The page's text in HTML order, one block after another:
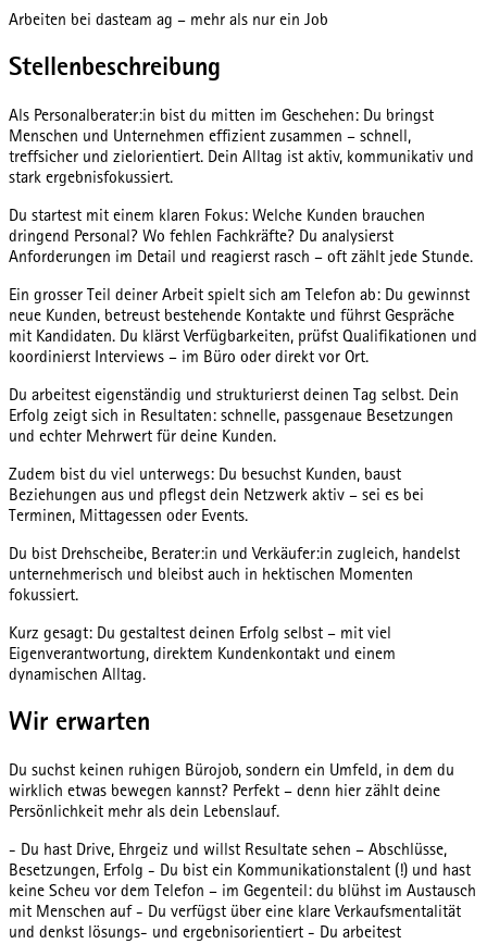
Arbeiten bei dasteam ag – mehr als nur ein Job
Stellenbeschreibung
Als Personalberater:in bist du mitten im Geschehen: Du bringst
Menschen und Unternehmen effizient zusammen – schnell,
treffsicher und zielorientiert. Dein Alltag ist aktiv, kommunikativ und
stark ergebnisfokussiert.
Du startest mit einem klaren Fokus: Welche Kunden brauchen
dringend Personal? Wo fehlen Fachkräfte? Du analysierst
Anforderungen im Detail und reagierst rasch – oft zählt jede Stunde.
Ein grosser Teil deiner Arbeit spielt sich am Telefon ab: Du gewinnst
neue Kunden, betreust bestehende Kontakte und führst Gespräche
mit Kandidaten. Du klärst Verfügbarkeiten, prüfst Qualifikationen und
koordinierst Interviews – im Büro oder direkt vor Ort.
Du arbeitest eigenständig und strukturierst deinen Tag selbst. Dein
Erfolg zeigt sich in Resultaten: schnelle, passgenaue Besetzungen
und echter Mehrwert für deine Kunden.
Zudem bist du viel unterwegs: Du besuchst Kunden, baust
Beziehungen aus und pflegst dein Netzwerk aktiv – sei es bei
Terminen, Mittagessen oder Events.
Du bist Drehscheibe, Berater:in und Verkäufer:in zugleich, handelst
unternehmerisch und bleibst auch in hektischen Momenten
fokussiert.
Kurz gesagt: Du gestaltest deinen Erfolg selbst – mit viel
Eigenverantwortung, direktem Kundenkontakt und einem
dynamischen Alltag.
Wir erwarten
Du suchst keinen ruhigen Bürojob, sondern ein Umfeld, in dem du
wirklich etwas bewegen kannst? Perfekt – denn hier zählt deine
Persönlichkeit mehr als dein Lebenslauf.
- Du hast Drive, Ehrgeiz und willst Resultate sehen – Abschlüsse,
Besetzungen, Erfolg - Du bist ein Kommunikationstalent (!) und hast
keine Scheu vor dem Telefon – im Gegenteil: du blühst im Austausch
mit Menschen auf - Du verfügst über eine klare Verkaufsmentalität
und denkst lösungs- und ergebnisorientiert - Du arbeitest